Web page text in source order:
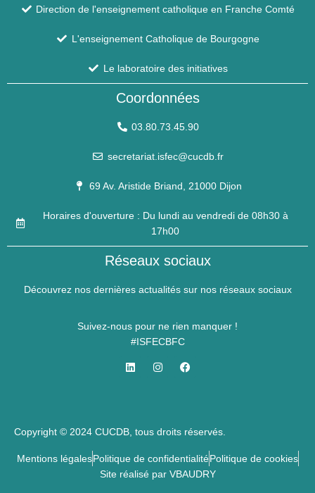
Direction de l'enseignement catholique en Franche Comté
L'enseignement Catholique de Bourgogne
Le laboratoire des initiatives
Coordonnées
03.80.73.45.90
secretariat.isfec@cucdb.fr
69 Av. Aristide Briand, 21000 Dijon
Horaires d'ouverture : Du lundi au vendredi de 08h30 à
17h00
Réseaux sociaux
Découvrez nos dernières actualités sur nos réseaux sociaux
Suivez-nous pour ne rien manquer !
#ISFECBFC
Copyright © 2024 CUCDB, tous droits réservés.
Mentions légalesPolitique de confidentialitéPolitique de cookies
Site réalisé par VBAUDRY